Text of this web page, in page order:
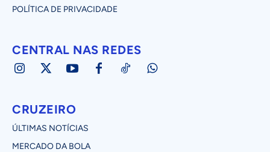
POLÍTICA DE PRIVACIDADE
CENTRAL NAS REDES
CRUZEIRO
ÚLTIMAS NOTÍCIAS
MERCADO DA BOLA